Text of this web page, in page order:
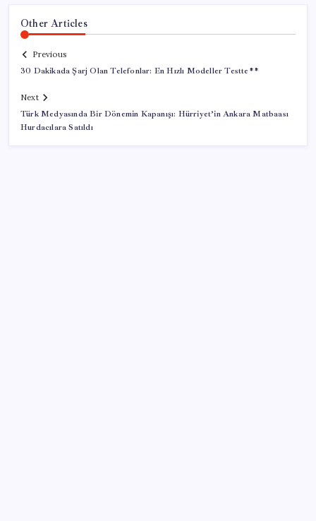
Other Articles
Previous
30 Dakikada Şarj Olan Telefonlar: En Hızlı Modeller Testte**
Next
Türk Medyasında Bir Dönemin Kapanışı: Hürriyet’in Ankara Matbaası
Hurdacılara Satıldı